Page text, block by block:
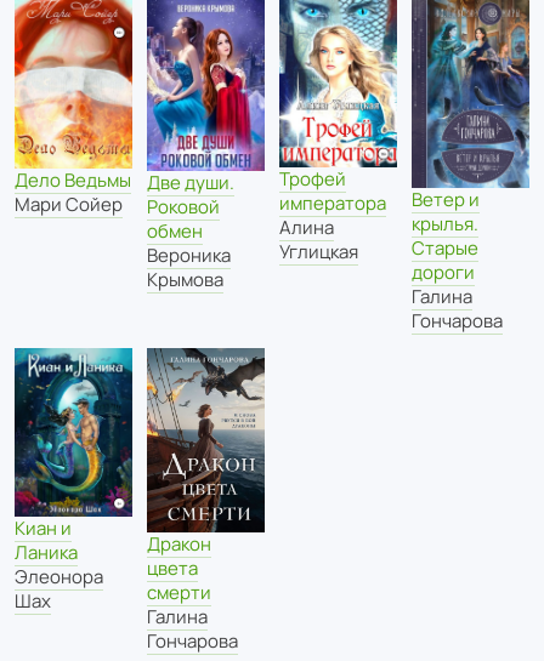
Дело Ведьмы
Мари Сойер
Две души.
Роковой
обмен
Вероника
Крымова
Трофей
императора
Алина
Углицкая
Ветер и
крылья.
Старые
дороги
Галина
Гончарова
Киан и
Ланика
Элеонора
Шах
Дракон
цвета
смерти
Галина
Гончарова